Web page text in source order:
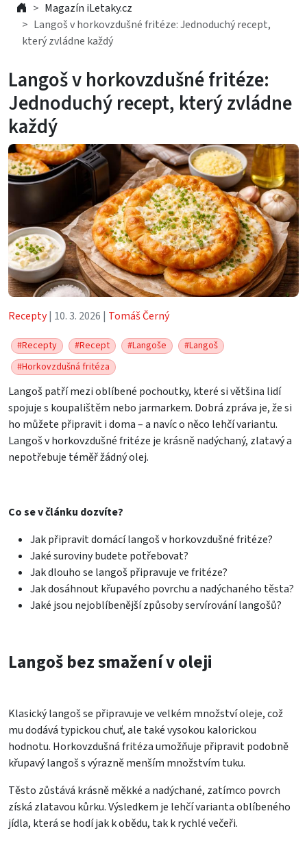
Magazín iLetaky.cz
Langoš v horkovzdušné fritéze: Jednoduchý recept,
který zvládne každý
Langoš v horkovzdušné fritéze:
Jednoduchý recept, který zvládne
každý
Recepty| 10. 3. 2026 | Tomáš Černý
#Recepty #Recept #Langoše
#Langoš
#Horkovzdušná fritéza
Langoš patří mezi oblíbené pochoutky, které si většina lidí
spojuje s koupalištěm nebo jarmarkem. Dobrá zpráva je, že si
ho můžete připravit i doma – a navíc o něco lehčí variantu.
Langoš v horkovzdušné fritéze je krásně nadýchaný, zlatavý a
nepotřebuje téměř žádný olej.
Co se v článku dozvíte?
Jak připravit domácí langoš v horkovzdušné fritéze?
Jaké suroviny budete potřebovat?
Jak dlouho se langoš připravuje ve fritéze?
Jak dosáhnout křupavého povrchu a nadýchaného těsta?
Jaké jsou nejoblíbenější způsoby servírování langošů?
Langoš bez smažení v oleji
Klasický langoš se připravuje ve velkém množství oleje, což
mu dodává typickou chuť, ale také vysokou kalorickou
hodnotu. Horkovzdušná fritéza umožňuje připravit podobně
křupavý langoš s výrazně menším množstvím tuku.
Těsto zůstává krásně měkké a nadýchané, zatímco povrch
získá zlatavou kůrku. Výsledkem je lehčí varianta oblíbeného
jídla, která se hodí jak k obědu, tak k rychlé večeři.